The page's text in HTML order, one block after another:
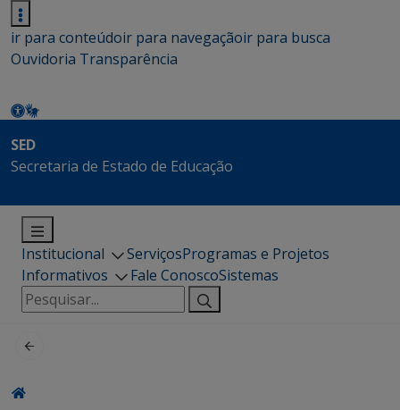
ir para conteúdoir para navegaçãoir para busca
Ouvidoria Transparência
SED
Secretaria de Estado de Educação
Institucional ServiçosProgramas e Projetos
Informativos
Fale ConoscoSistemas
Pesquisar
por: